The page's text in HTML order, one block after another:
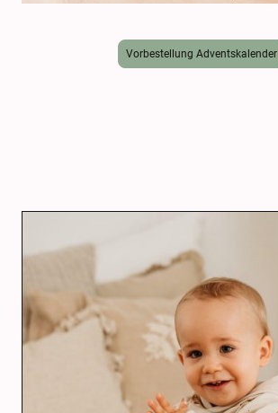
Vorbestellung Adventskalender